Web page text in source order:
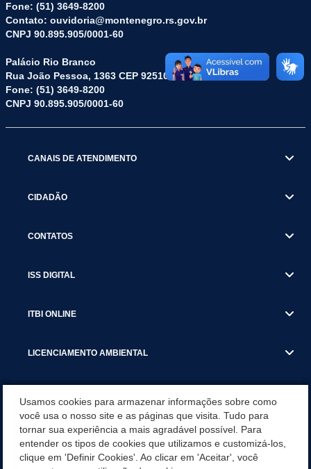
Fone: (51) 3649-8200
Contato: ouvidoria@montenegro.rs.gov.br
CNPJ 90.895.905/0001-60
Palácio Rio Branco
Rua João Pessoa, 1363 CEP 92510-045
Fone: (51) 3649-8200
CNPJ 90.895.905/0001-60
CANAIS DE ATENDIMENTO
CIDADÃO
CONTATOS
ISS DIGITAL
ITBI ONLINE
LICENCIAMENTO AMBIENTAL
SERVIÇOS
Usamos cookies para armazenar informações sobre como
você usa o nosso site e as páginas que visita. Tudo para
tornar sua experiência a mais agradável possível. Para
entender os tipos de cookies que utilizamos e customizá-los,
clique em 'Definir Cookies'. Ao clicar em 'Aceitar', você